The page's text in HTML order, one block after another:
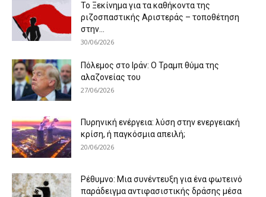
Το Ξεκίνημα για τα καθήκοντα της
ριζοσπαστικής Αριστεράς – τοποθέτηση
στην...
30/06/2026
Πόλεμος στο Ιράν: Ο Τραμπ θύμα της
αλαζονείας του
27/06/2026
Πυρηνική ενέργεια: λύση στην ενεργειακή
κρίση, ή παγκόσμια απειλή;
20/06/2026
Ρέθυμνο: Μια συνέντευξη για ένα φωτεινό
παράδειγμα αντιφασιστικής δράσης μέσα